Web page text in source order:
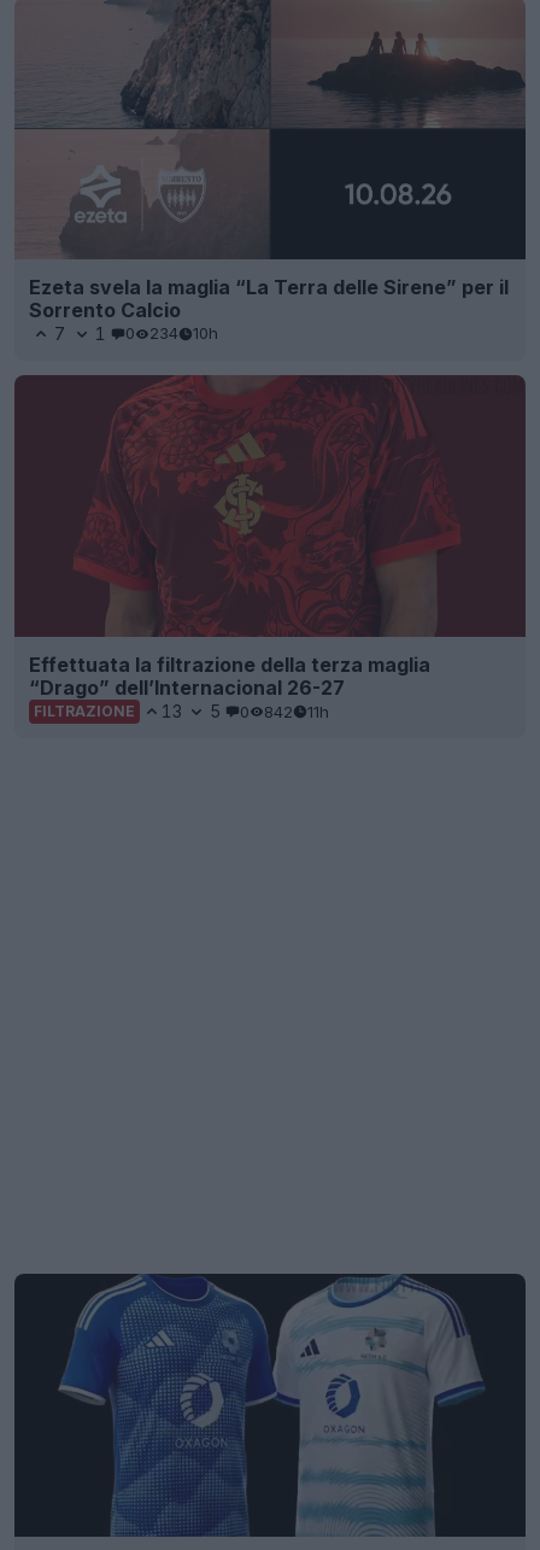
Ezeta svela la maglia “La Terra delle Sirene” per il
Sorrento Calcio
7 1 0 234 10h
Effettuata la filtrazione della terza maglia
“Drago” dell’Internacional 26-27
FILTRAZIONE 13 5 0 842 11h